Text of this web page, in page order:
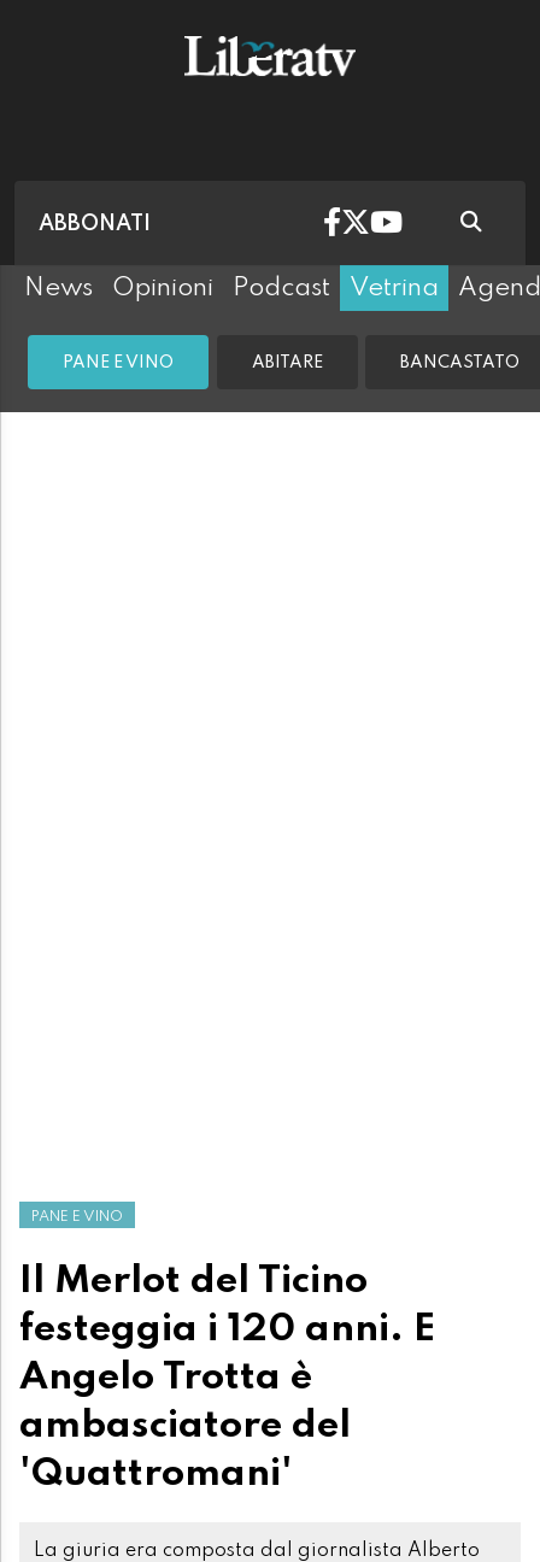
ABBONATI
News Opinioni Podcast Vetrina
PANE E VINO ABITARE BANCASTATO
PANE E VINO
Il Merlot del Ticino
festeggia i 120 anni. E
Angelo Trotta è
ambasciatore del
'Quattromani'
La giuria era composta dal giornalista Alberto